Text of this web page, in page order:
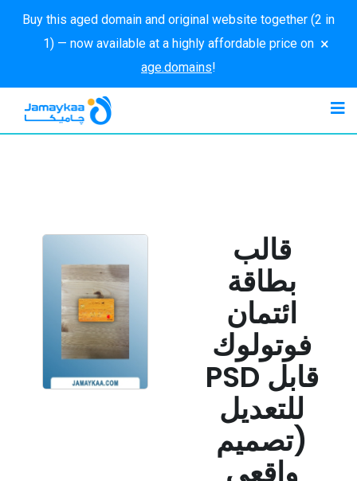
Buy this aged domain and original website together (2 in
1) — now available at a highly affordable price on
age.domains!
×
قالب
بطاقة
ائتمان
فوتولوك
PSD قابل
للتعديل
(تصميم
واقعي